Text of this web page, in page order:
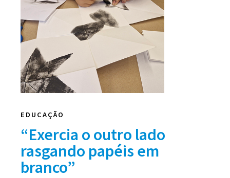
EDUCAÇÃO
“Exercia o outro lado
rasgando papéis em
branco”